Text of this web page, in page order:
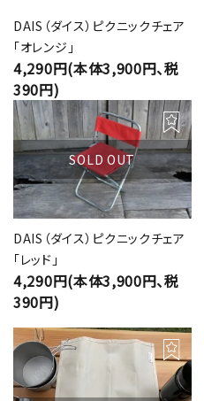
DAIS（ダイス）ピクニックチェア
「オレンジ」
4,290円(本体3,900円、税
390円)
SOLD OUT
DAIS（ダイス）ピクニックチェア
「レッド」
4,290円(本体3,900円、税
390円)